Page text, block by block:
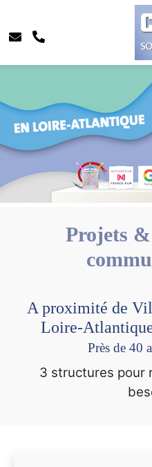
Projets
A proximité de
Loire-
Près de 40
3 structures pour